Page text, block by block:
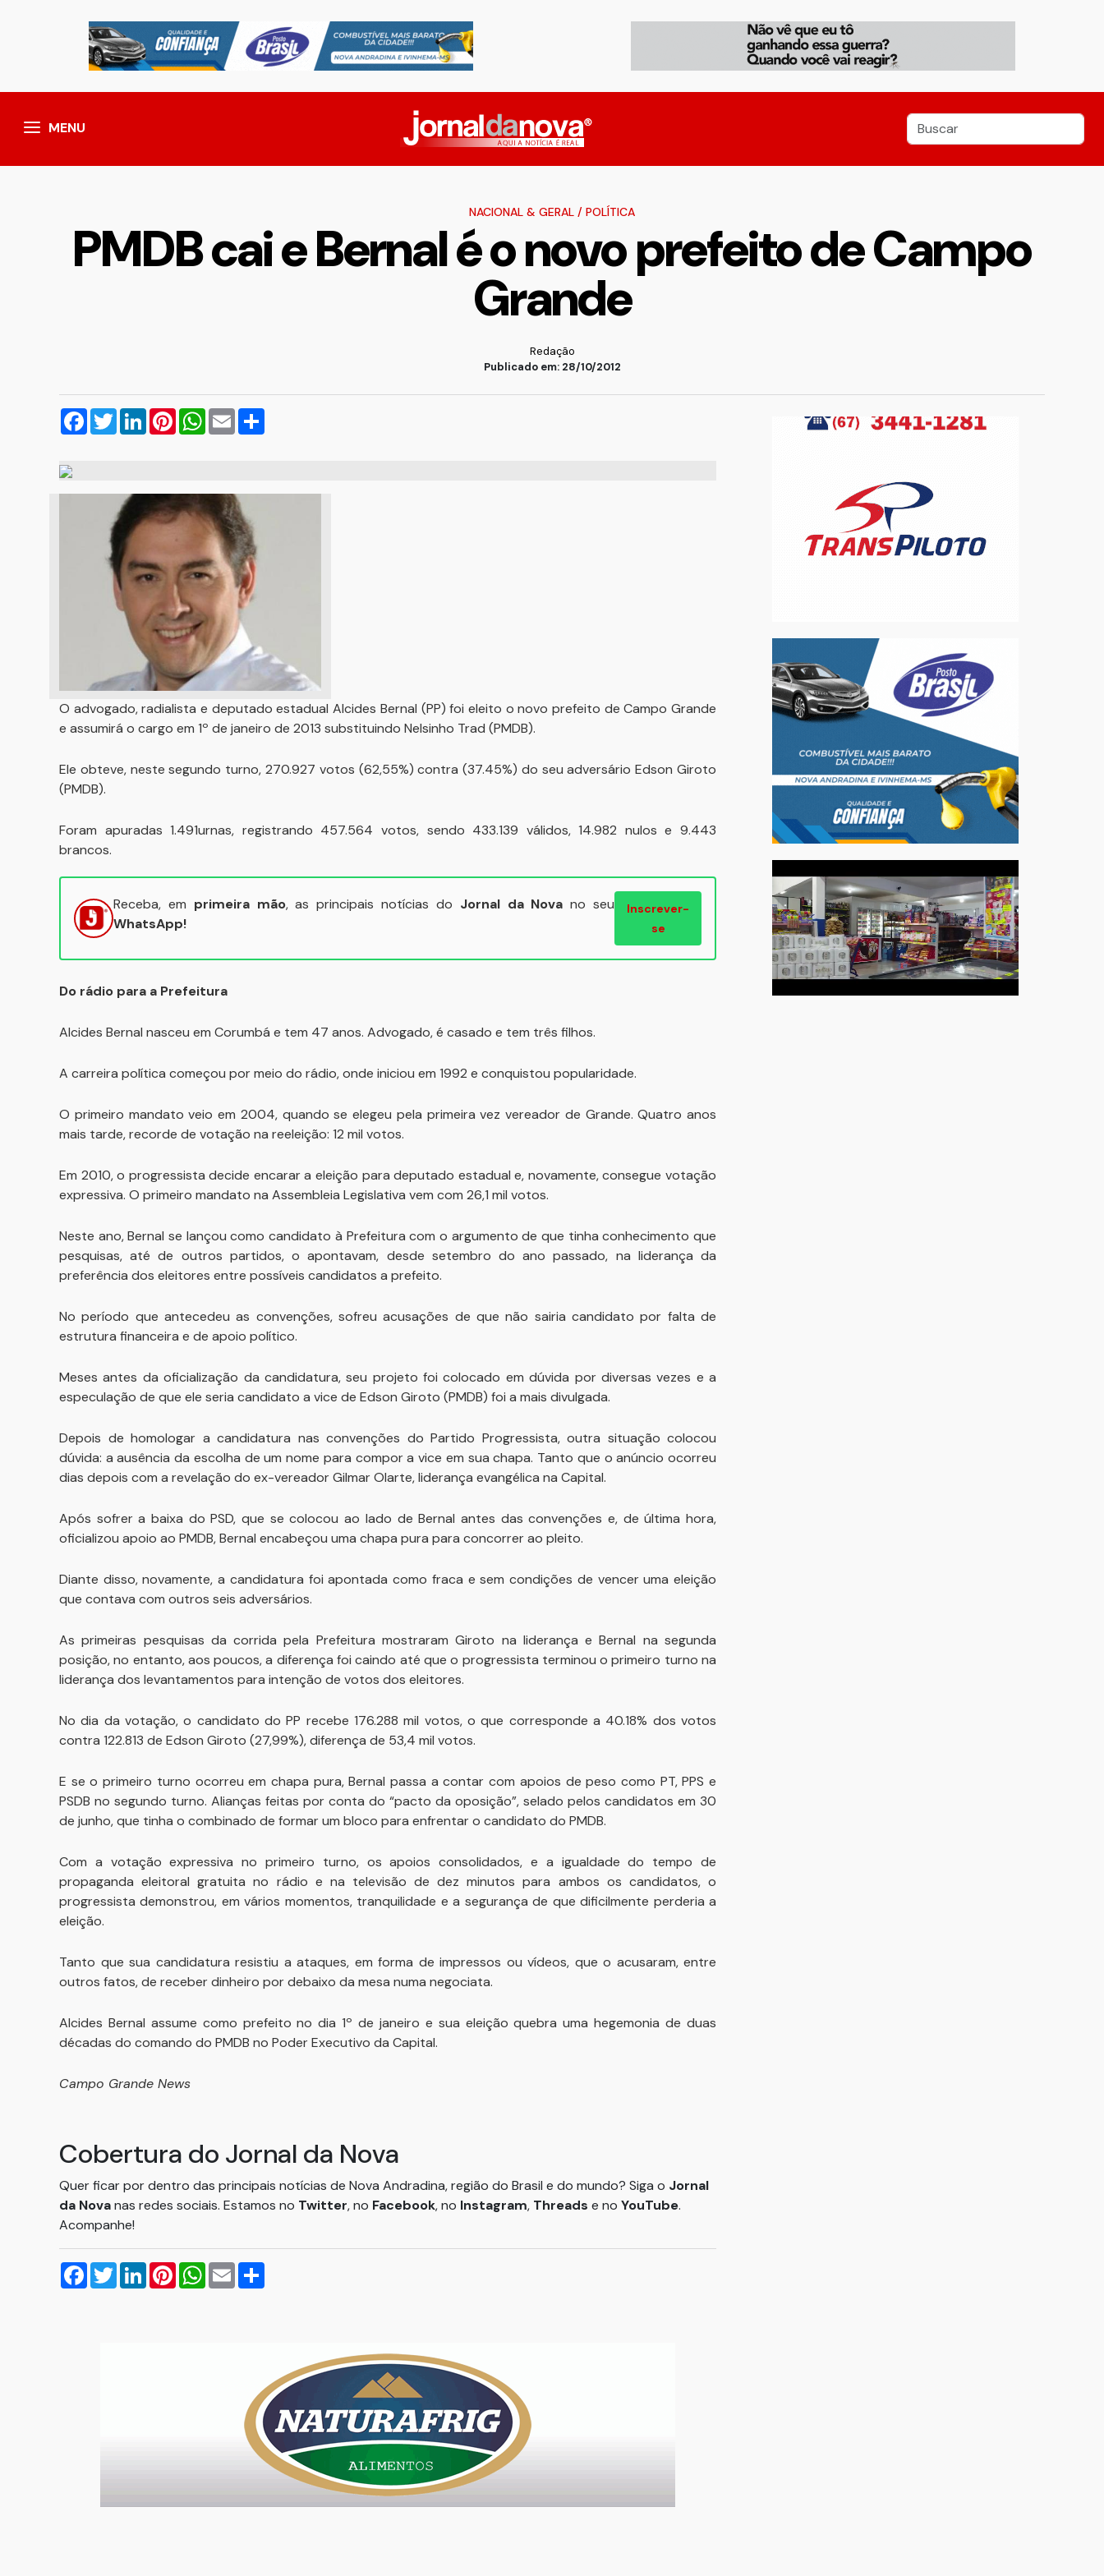
MENU
NACIONAL & GERAL / POLÍTICA
PMDB cai e Bernal é o novo prefeito de Campo
Grande
Redação
Publicado em: 28/10/2012
Facebook
TwitterLinkedInPinterestWhatsApp
Email
O advogado, radialista e deputado estadual Alcides Bernal (PP) foi eleito o novo prefeito de Campo Grande
e assumirá o cargo em 1º de janeiro de 2013 substituindo Nelsinho Trad (PMDB).
Ele obteve, neste segundo turno, 270.927 votos (62,55%) contra (37.45%) do seu adversário Edson Giroto
(PMDB).
Foram apuradas 1.491urnas, registrando 457.564 votos, sendo 433.139 válidos, 14.982 nulos e 9.443
brancos.
Receba, em primeira mão, as principais notícias do Jornal da Nova no seu
WhatsApp!
Inscrever-
se
Do rádio para a Prefeitura
Alcides Bernal nasceu em Corumbá e tem 47 anos. Advogado, é casado e tem três filhos.
A carreira política começou por meio do rádio, onde iniciou em 1992 e conquistou popularidade.
O primeiro mandato veio em 2004, quando se elegeu pela primeira vez vereador de Grande. Quatro anos
mais tarde, recorde de votação na reeleição: 12 mil votos.
Em 2010, o progressista decide encarar a eleição para deputado estadual e, novamente, consegue votação
expressiva. O primeiro mandato na Assembleia Legislativa vem com 26,1 mil votos.
Neste ano, Bernal se lançou como candidato à Prefeitura com o argumento de que tinha conhecimento que
pesquisas, até de outros partidos, o apontavam, desde setembro do ano passado, na liderança da
preferência dos eleitores entre possíveis candidatos a prefeito.
No período que antecedeu as convenções, sofreu acusações de que não sairia candidato por falta de
estrutura financeira e de apoio político.
Meses antes da oficialização da candidatura, seu projeto foi colocado em dúvida por diversas vezes e a
especulação de que ele seria candidato a vice de Edson Giroto (PMDB) foi a mais divulgada.
Depois de homologar a candidatura nas convenções do Partido Progressista, outra situação colocou
dúvida: a ausência da escolha de um nome para compor a vice em sua chapa. Tanto que o anúncio ocorreu
dias depois com a revelação do ex-vereador Gilmar Olarte, liderança evangélica na Capital.
Após sofrer a baixa do PSD, que se colocou ao lado de Bernal antes das convenções e, de última hora,
oficializou apoio ao PMDB, Bernal encabeçou uma chapa pura para concorrer ao pleito.
Diante disso, novamente, a candidatura foi apontada como fraca e sem condições de vencer uma eleição
que contava com outros seis adversários.
As primeiras pesquisas da corrida pela Prefeitura mostraram Giroto na liderança e Bernal na segunda
posição, no entanto, aos poucos, a diferença foi caindo até que o progressista terminou o primeiro turno na
liderança dos levantamentos para intenção de votos dos eleitores.
No dia da votação, o candidato do PP recebe 176.288 mil votos, o que corresponde a 40.18% dos votos
contra 122.813 de Edson Giroto (27,99%), diferença de 53,4 mil votos.
E se o primeiro turno ocorreu em chapa pura, Bernal passa a contar com apoios de peso como PT, PPS e
PSDB no segundo turno. Alianças feitas por conta do “pacto da oposição”, selado pelos candidatos em 30
de junho, que tinha o combinado de formar um bloco para enfrentar o candidato do PMDB.
Com a votação expressiva no primeiro turno, os apoios consolidados, e a igualdade do tempo de
propaganda eleitoral gratuita no rádio e na televisão de dez minutos para ambos os candidatos, o
progressista demonstrou, em vários momentos, tranquilidade e a segurança de que dificilmente perderia a
eleição.
Tanto que sua candidatura resistiu a ataques, em forma de impressos ou vídeos, que o acusaram, entre
outros fatos, de receber dinheiro por debaixo da mesa numa negociata.
Alcides Bernal assume como prefeito no dia 1º de janeiro e sua eleição quebra uma hegemonia de duas
décadas do comando do PMDB no Poder Executivo da Capital.
Campo Grande News
Cobertura do Jornal da Nova
Quer ficar por dentro das principais notícias de Nova Andradina, região do Brasil e do mundo? Siga o Jornal
da Novanas redes sociais. Estamos no Twitter, no Facebook, no Instagram, Threads e no YouTube.
Acompanhe!
Facebook
TwitterLinkedInPinterestWhatsApp
Email